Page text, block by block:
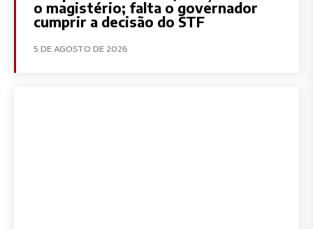
o magistério; falta o governador
cumprir a decisão do STF
5 DE AGOSTO DE 2026